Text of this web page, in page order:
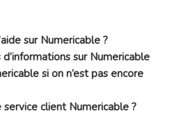
sur Numericable ?
sur Numericable
si on n’est pas encore
client Numericable ?